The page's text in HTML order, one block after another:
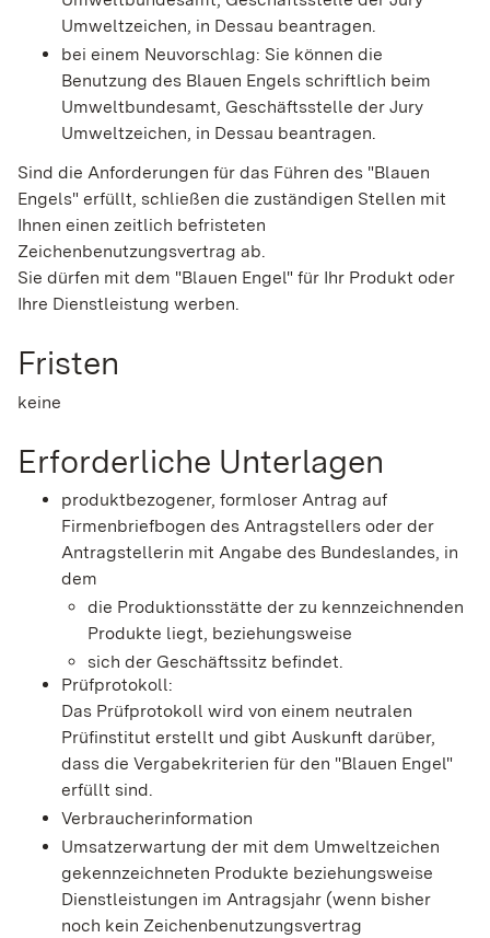
Umweltzeichen, in Dessau beantragen.
bei einem Neuvorschlag: Sie können die
Benutzung des Blauen Engels schriftlich beim
Umweltbundesamt, Geschäftsstelle der Jury
Umweltzeichen, in Dessau beantragen.
Sind die Anforderungen für das Führen des "Blauen
Engels" erfüllt, schließen die zuständigen Stellen mit
Ihnen einen zeitlich befristeten
Zeichenbenutzungsvertrag ab.
Sie dürfen mit dem "Blauen Engel" für Ihr Produkt oder
Ihre Dienstleistung werben.
Fristen
keine
Erforderliche Unterlagen
produktbezogener, formloser Antrag auf
Firmenbriefbogen des Antragstellers oder der
Antragstellerin mit Angabe des Bundeslandes, in
dem
die Produktionsstätte der zu kennzeichnenden
Produkte liegt, beziehungsweise
sich der Geschäftssitz befindet.
Prüfprotokoll:
Das Prüfprotokoll wird von einem neutralen
Prüfinstitut erstellt und gibt Auskunft darüber,
dass die Vergabekriterien für den "Blauen Engel"
erfüllt sind.
Verbraucherinformation
Umsatzerwartung der mit dem Umweltzeichen
gekennzeichneten Produkte beziehungsweise
Dienstleistungen im Antragsjahr (wenn bisher
noch kein Zeichenbenutzungsvertrag